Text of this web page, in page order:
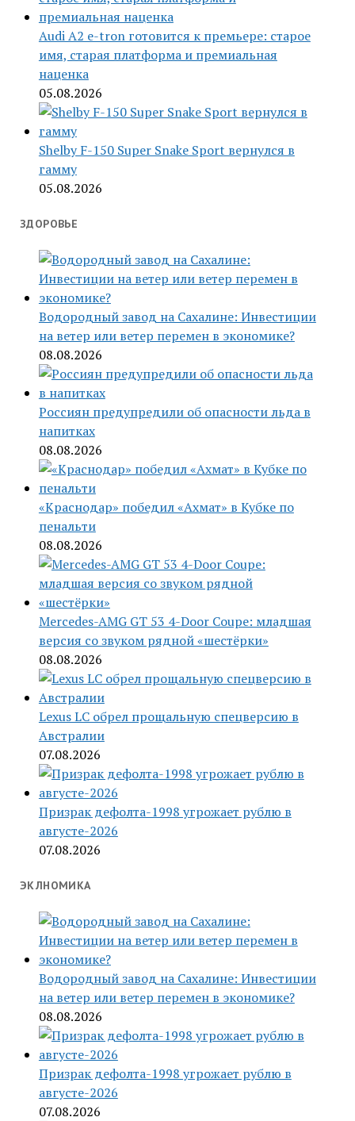
Audi A2 e-tron готовится к премьере: старое
имя, старая платформа и премиальная
наценка
05.08.2026
Shelby F-150 Super Snake Sport вернулся в
гамму
05.08.2026
ЗДОРОВЬЕ
Водородный завод на Сахалине: Инвестиции
на ветер или ветер перемен в экономике?
08.08.2026
Россиян предупредили об опасности льда в
напитках
08.08.2026
«Краснодар» победил «Ахмат» в Кубке по
пенальти
08.08.2026
Mercedes-AMG GT 53 4-Door Coupe: младшая
версия со звуком рядной «шестёрки»
08.08.2026
Lexus LC обрел прощальную спецверсию в
Австралии
07.08.2026
Призрак дефолта-1998 угрожает рублю в
августе-2026
07.08.2026
ЭКЛНОМИКА
Водородный завод на Сахалине: Инвестиции
на ветер или ветер перемен в экономике?
08.08.2026
Призрак дефолта-1998 угрожает рублю в
августе-2026
07.08.2026